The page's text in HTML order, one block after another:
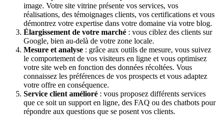
image. Votre site vitrine présente vos services, vos
réalisations, des témoignages clients, vos certifications et vous
démontrez votre expertise dans votre domaine via votre blog.
Élargissement de votre marché : vous ciblez des clients sur
Google, bien au-delà de votre zone locale.
Mesure et analyse : grâce aux outils de mesure, vous suivez
le comportement de vos visiteurs en ligne et vous optimisez
votre site web en fonction des données récoltées. Vous
connaissez les préférences de vos prospects et vous adaptez
votre offre en conséquence.
Service client amélioré : vous proposez différents services
que ce soit un support en ligne, des FAQ ou des chatbots pour
répondre aux questions que se posent vos clients.